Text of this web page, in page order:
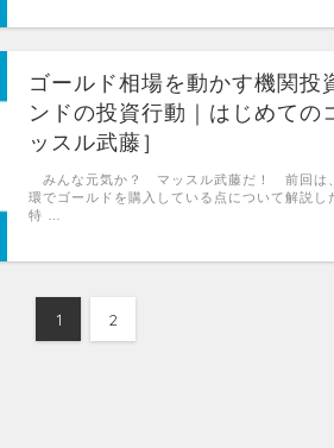
ゴールド相場を動かす機関投
ンドの投資行動｜はじめての
ッスル武藤］
みんな元気か？ マッスル武藤だ！ 前回は
環でゴールドを購入している点について解説
特 …
1 2